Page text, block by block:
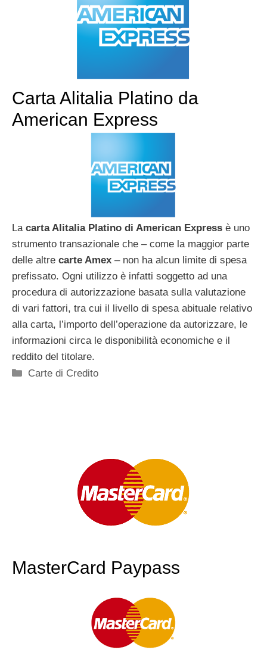
Carta Alitalia Platino da
American Express
La carta Alitalia Platino di American Express è uno
strumento transazionale che – come la maggior parte
delle altre carte Amex – non ha alcun limite di spesa
prefissato. Ogni utilizzo è infatti soggetto ad una
procedura di autorizzazione basata sulla valutazione
di vari fattori, tra cui il livello di spesa abituale relativo
alla carta, l’importo dell’operazione da autorizzare, le
informazioni circa le disponibilità economiche e il
reddito del titolare.
Categorie
Carte di Credito
MasterCard Paypass